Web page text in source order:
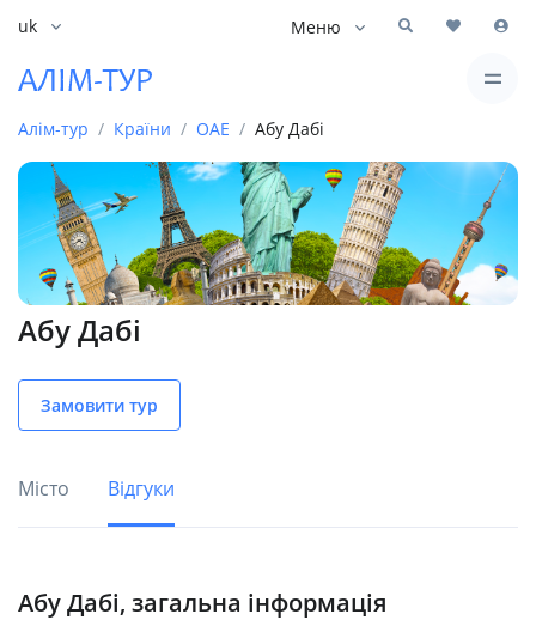
uk Меню
Алім-тур Країни ОАЕ Абу Дабі
Абу Дабі
Замовити тур
Місто Відгуки
Абу Дабі, загальна інформація